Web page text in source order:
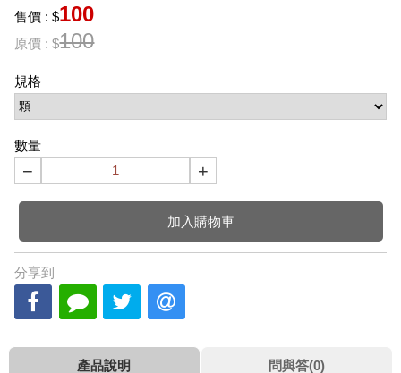
售價 : $100
原價 : $100
規格
數量
− +
加入購物車
分享到
產品說明 問與答(0)